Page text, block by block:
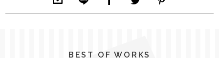
BEST OF WORKS